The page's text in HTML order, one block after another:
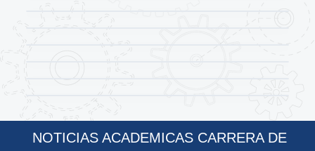
NOTICIAS ACADEMICAS CARRERA DE